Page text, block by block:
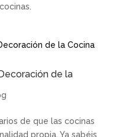
de la
de que las cocinas
propia. Ya sabéis